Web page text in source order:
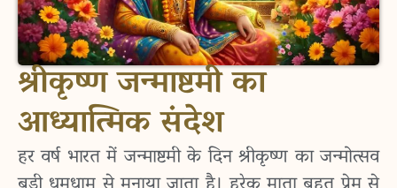
श्रीकृष्ण जन्माष्टमी का
आध्यात्मिक संदेश
हर वर्ष भारत में जन्माष्टमी के दिन श्रीकृष्ण का जन्मोत्सव